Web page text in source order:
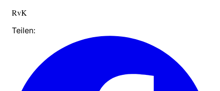
RvK
Teilen: